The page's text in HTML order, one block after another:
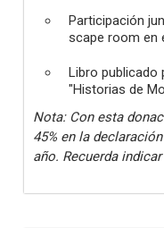
Participación
scape room en
Libro publicado
"Historias de
Nota: Con esta
45% en la
año. Recuerda